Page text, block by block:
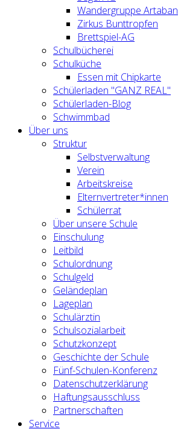
Wandergruppe Artaban
Zirkus Bunttropfen
Brettspiel-AG
Schulbücherei
Schulküche
Essen mit Chipkarte
Schülerladen "GANZ REAL"
Schülerladen-Blog
Schwimmbad
Über uns
Struktur
Selbstverwaltung
Verein
Arbeitskreise
Elternvertreter*innen
Schülerrat
Über unsere Schule
Einschulung
Leitbild
Schulordnung
Schulgeld
Geländeplan
Lageplan
Schulärztin
Schulsozialarbeit
Schutzkonzept
Geschichte der Schule
Fünf-Schulen-Konferenz
Datenschutzerklärung
Haftungsausschluss
Partnerschaften
Service